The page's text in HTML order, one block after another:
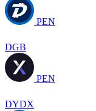
PEN
DGB
PEN
DYDX